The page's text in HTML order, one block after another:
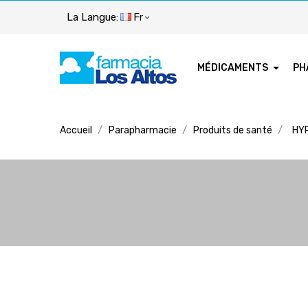
La Langue: Fr
MÉDICAMENTS
Accueil Parapharmacie Produits de santé